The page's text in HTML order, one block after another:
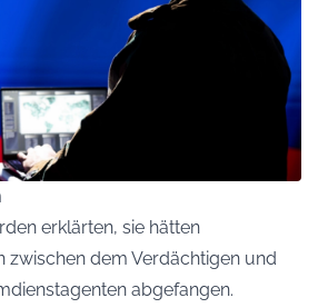
erklärten, sie hätten
zwischen dem Verdächtigen und
abgefangen.